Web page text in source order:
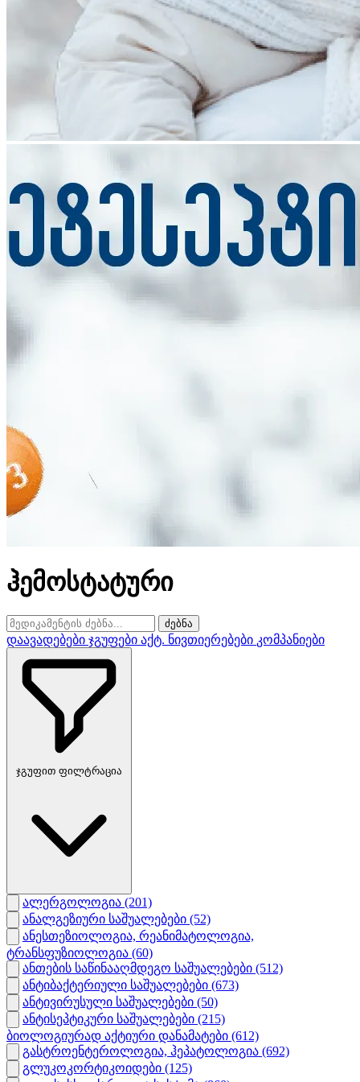
ჰემოსტატური
ძებნა
დაავადებები ჯგუფები აქტ. ნივთიერებები კომპანიები
ჯგუფით ფილტრაცია
ალერგოლოგია (201)
ანალგეზიური საშუალებები (52)
ანესთეზიოლოგია, რეანიმატოლოგია,
ტრანსფუზიოლოგია (60)
ანთების საწინააღმდეგო საშუალებები (512)
ანტიბაქტერიული საშუალებები (673)
ანტივირუსული საშუალებები (50)
ანტისეპტიკური საშუალებები (215)
ბიოლოგიურად აქტიური დანამატები (612)
გასტროენტეროლოგია, ჰეპატოლოგია (692)
გლუკოკორტიკოიდები (125)